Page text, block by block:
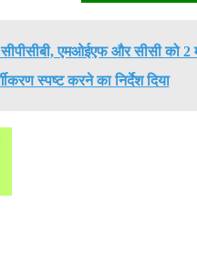
एमओईएफ और सीसी को 2
स्पष्ट करने का निर्देश दिया